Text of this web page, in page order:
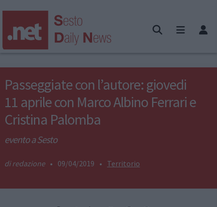
Passeggiate con l’autore: giovedi
11 aprile con Marco Albino Ferrari e
Cristina Palomba
evento a Sesto
redazione • 09/04/2019 • Territorio